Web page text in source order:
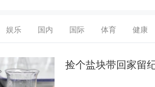
娱乐 国内 国际 体育 健康
捡个盐块带回家留